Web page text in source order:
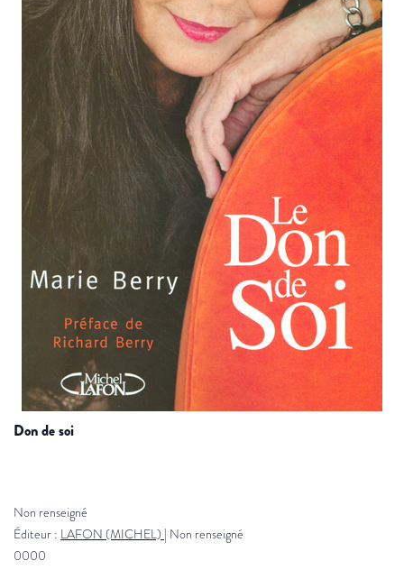
don de soi
Non renseigné
Éditeur : LAFON (MICHEL) | Non renseigné
0000